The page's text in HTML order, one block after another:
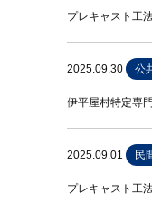
プレキャスト工
2025.09.30 公
伊平屋村特定専
2025.09.01 民
プレキャスト